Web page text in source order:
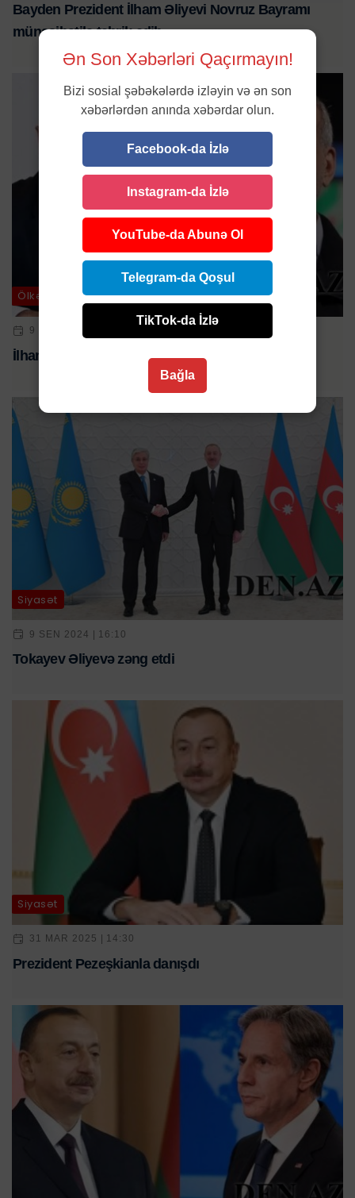
Bayden Prezident İlham Əliyevi Novruz Bayramı
münasibətilə təbrik edib
Ölkə
9 IYL 2024 | 22:21
İlham Əliyev Pezeşkiana ZƏNG ETDİ
Siyasət
9 SEN 2024 | 16:10
Tokayev Əliyevə zəng etdi
Siyasət
31 MAR 2025 | 14:30
Prezident Pezeşkianla danışdı
Ən Son Xəbərləri Qaçırmayın!
Bizi sosial şəbəkələrdə izləyin və ən son
xəbərlərdən anında xəbərdar olun.
Facebook-da İzlə
Instagram-da İzlə
YouTube-da Abunə Ol
Telegram-da Qoşul
TikTok-da İzlə
Bağla